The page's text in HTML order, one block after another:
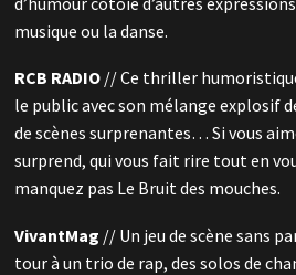
musique ou la danse.
RCB RADIO // Ce thriller
le public avec son mélange explosif
de scènes surprenantes… Si vous
surprend, qui vous fait rire tout en
manquez pas Le Bruit des mouches.
VivantMag // Un jeu de scène sans
tour à un trio de rap, des solos de